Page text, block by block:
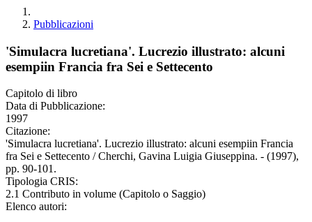
Pubblicazioni
'Simulacra lucretiana'. Lucrezio illustrato: alcuni
esempiin Francia fra Sei e Settecento
Capitolo di libro
Data di Pubblicazione:
1997
Citazione:
'Simulacra lucretiana'. Lucrezio illustrato: alcuni esempiin Francia
fra Sei e Settecento / Cherchi, Gavina Luigia Giuseppina. - (1997),
pp. 90-101.
Tipologia CRIS:
2.1 Contributo in volume (Capitolo o Saggio)
Elenco autori: